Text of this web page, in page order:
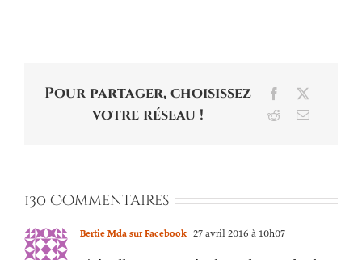
Pour partager, choisissez
votre réseau !
Facebook
RedditEmail
130 Commentaires
Bertie Mda sur Facebook 27 avril 2016 à 10h07